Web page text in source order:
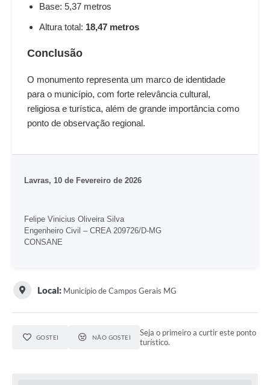
Base: 5,37 metros
Altura total: 18,47 metros
Conclusão
O monumento representa um marco de identidade
para o município, com forte relevância cultural,
religiosa e turística, além de grande importância como
ponto de observação regional.
Lavras, 10 de Fevereiro de 2026
Felipe Vinicius Oliveira Silva
Engenheiro Civil – CREA 209726/D-MG
CONSANE
Local: Município de Campos Gerais MG
GOSTEI NÃO GOSTEI
Seja o primeiro a curtir este ponto
turístico.